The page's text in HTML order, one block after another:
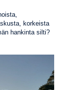
korkeista
hankinta silti?